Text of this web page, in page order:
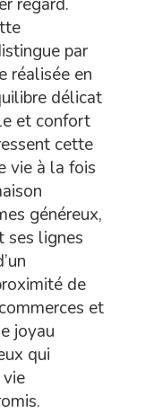
par
réalisée en
délicat
et confort
cette
vie à la fois
généreux,
ses lignes
de
et
joyau
qui